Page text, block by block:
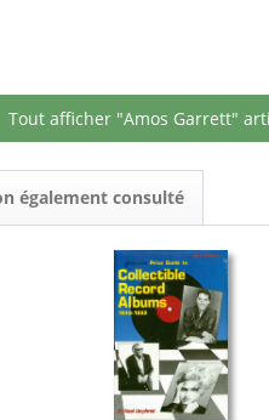
Tout afficher "Amos Garrett"
également consulté